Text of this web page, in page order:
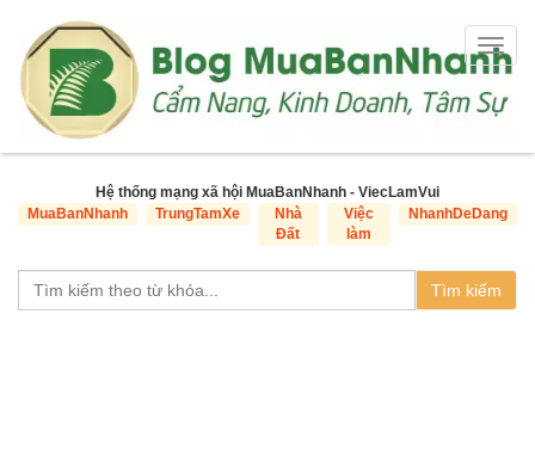
Hệ thống mạng xã hội MuaBanNhanh - ViecLamVui
MuaBanNhanh
TrungTamXe
Nhà
Đất
Việc
làm
NhanhDeDang
Tìm kiếm